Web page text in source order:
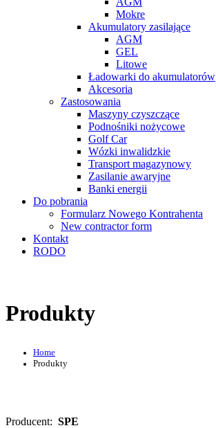
Mokre
Akumulatory zasilające
AGM
GEL
Litowe
Ładowarki do akumulatorów
Akcesoria
Zastosowania
Maszyny czyszczące
Podnośniki nożycowe
Golf Car
Wózki inwalidzkie
Transport magazynowy
Zasilanie awaryjne
Banki energii
Do pobrania
Formularz Nowego Kontrahenta
New contractor form
Kontakt
RODO
Produkty
Home
Produkty
Producent: SPE